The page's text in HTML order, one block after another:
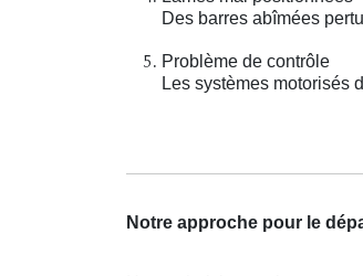
Des barres abîmées
Problème de contrôle
Les systèmes motorisés
Notre approche pour le